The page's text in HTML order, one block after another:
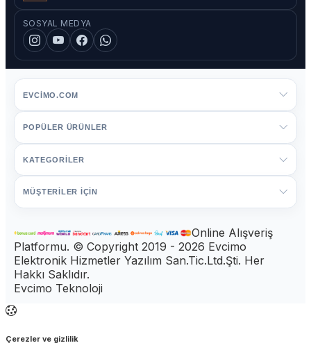
SOSYAL MEDYA
EVCIMO.COM
POPÜLER ÜRÜNLER
KATEGORİLER
MÜŞTERİLER İÇİN
Online Alışveriş
Platformu. © Copyright 2019 - 2026 Evcimo
Elektronik Hizmetler Yazılım San.Tic.Ltd.Şti. Her
Hakkı Saklıdır.
Evcimo Teknoloji
Çerezler ve gizlilik